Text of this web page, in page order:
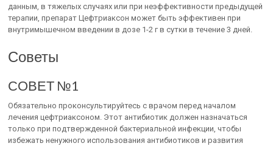
данным, в тяжелых случаях или при неэффективности предыдущей
терапии, препарат Цефтриаксон может быть эффективен при
внутримышечном введении в дозе 1-2 г в сутки в течение 3 дней.
Советы
СОВЕТ №1
Обязательно проконсультируйтесь с врачом перед началом
лечения цефтриаксоном. Этот антибиотик должен назначаться
только при подтвержденной бактериальной инфекции, чтобы
избежать ненужного использования антибиотиков и развития